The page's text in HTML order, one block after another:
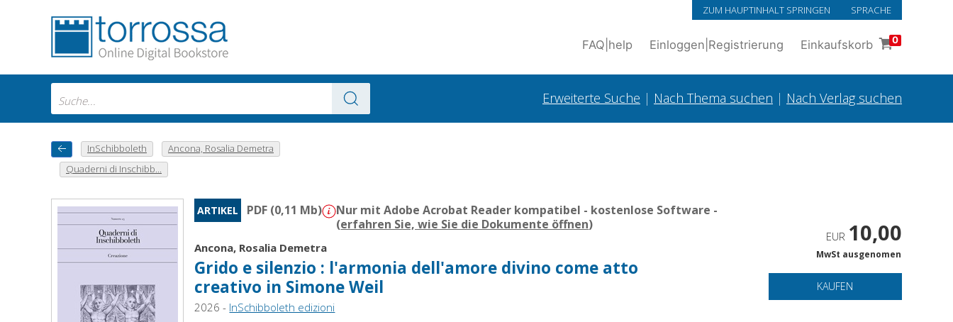
ZUM HAUPTINHALT SPRINGEN SPRACHE
FAQ help Einloggen Registrierung Einkaufskorb 0
Erweiterte Suche | Nach Thema suchen | Nach Verlag suchen
InSchibboleth
Ancona, Rosalia Demetra
Quaderni di Inschibb...
ARTIKEL PDF (0,11 Mb)
Nur mit Adobe Acrobat Reader kompatibel - kostenlose Software -
(erfahren Sie, wie Sie die Dokumente öffnen)
Ancona, Rosalia Demetra
Grido e silenzio : l'armonia dell'amore divino come atto
creativo in Simone Weil
2026 - InSchibboleth edizioni
EUR 10,00
MwSt ausgenomen
KAUFEN